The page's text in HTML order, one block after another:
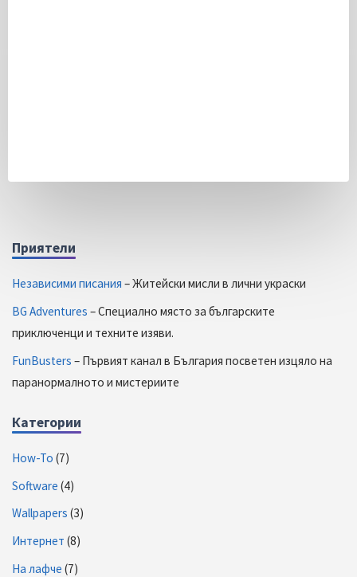
Приятели
Независими писания – Житейски мисли в лични украски
BG Adventures – Специално място за българските
приключенци и техните изяви.
FunBusters – Първият канал в България посветен изцяло на
паранормалното и мистериите
Категории
How-To (7)
Software (4)
Wallpapers (3)
Интернет (8)
На лафче (7)